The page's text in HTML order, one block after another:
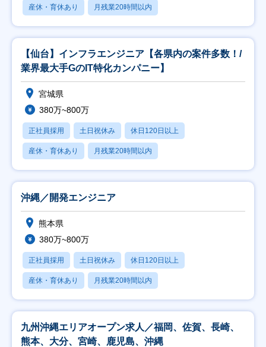
産休・育休あり 月残業20時間以内
【仙台】インフラエンジニア【各県内の案件多数！/
業界最大手GのIT特化カンパニー】
宮城県
380万~800万
正社員採用 土日祝休み 休日120日以上
産休・育休あり 月残業20時間以内
沖縄／開発エンジニア
熊本県
380万~800万
正社員採用 土日祝休み 休日120日以上
産休・育休あり 月残業20時間以内
九州沖縄エリアオープン求人／福岡、佐賀、長崎、
熊本、大分、宮崎、鹿児島、沖縄